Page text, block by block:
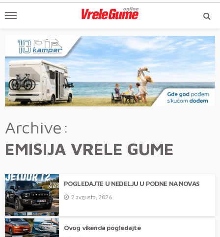
Archive
EMISIJA VRELE GUME
POGLEDAJTE U NEDELJU U PODNE NA NOVAS
2 avgusta, 2026
Ovog vikenda pogledajte